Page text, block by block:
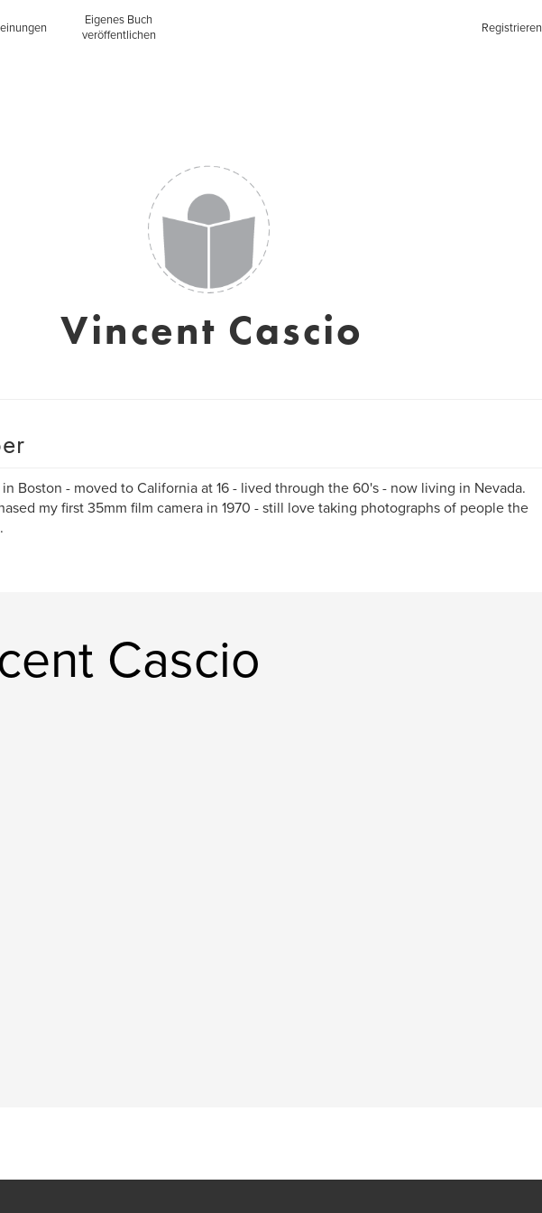
Eigenes Buch
veröffentlichen
Registrieren
Vincent Cascio
in Boston - moved to California at 16 - lived through the 60's - now living in Nevada.
my first 35mm film camera in 1970 - still love taking photographs of people the
Cascio